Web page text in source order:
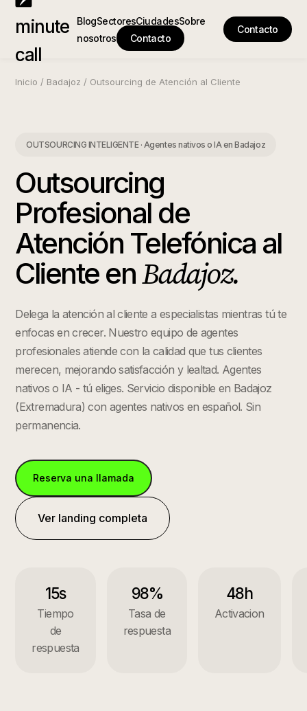
minute
call
BlogSectoresCiudadesSobre
nosotros
Contacto
Contacto
Inicio / Badajoz / Outsourcing de Atención al Cliente
OUTSOURCING INTELIGENTE · Agentes nativos o IAenBadajoz
Outsourcing
Profesional de
Atención Telefónica al
ClienteenBadajoz.
Delega la atención al cliente a especialistas mientras tú te
enfocas en crecer. Nuestro equipo de agentes
profesionales atiende con la calidad que tus clientes
merecen, mejorando satisfacción y lealtad. Agentes
nativos o IA - tú eliges. Servicio disponible en Badajoz
(Extremadura) con agentes nativos en español. Sin
permanencia.
Reserva una llamada
Ver landing completa
15s
Tiempo
de
respuesta
98%
Tasa de
respuesta
48h
Activacion